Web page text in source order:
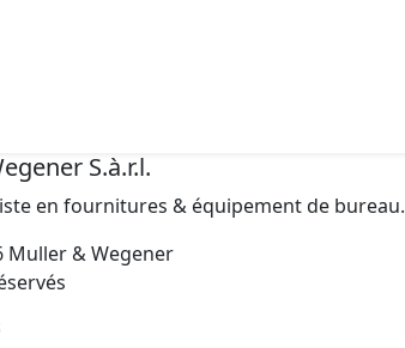
S.à.r.l.
en fournitures & équipement de bureau.
Muller & Wegener